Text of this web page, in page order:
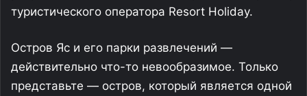
туристического оператора Resort Holiday.
Остров Яс и его парки развлечений —
действительно что-то невообразимое. Только
представьте — остров, который является одной